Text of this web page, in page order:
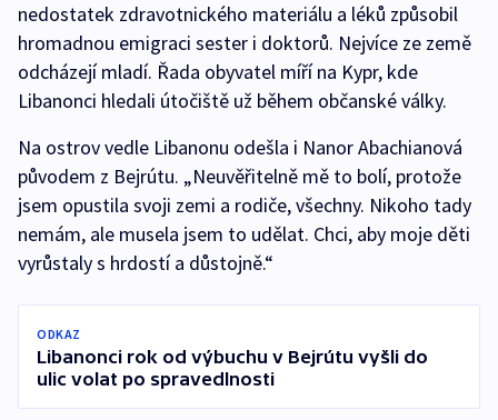
nedostatek zdravotnického materiálu a léků způsobil
hromadnou emigraci sester i doktorů. Nejvíce ze země
odcházejí mladí. Řada obyvatel míří na Kypr, kde
Libanonci hledali útočiště už během občanské války.
Na ostrov vedle Libanonu odešla i Nanor Abachianová
původem z Bejrútu. „Neuvěřitelně mě to bolí, protože
jsem opustila svoji zemi a rodiče, všechny. Nikoho tady
nemám, ale musela jsem to udělat. Chci, aby moje děti
vyrůstaly s hrdostí a důstojně.“
ODKAZ
Libanonci rok od výbuchu v Bejrútu vyšli do
ulic volat po spravedlnosti